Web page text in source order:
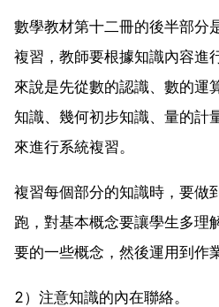
數學教材第十二冊的後半部分
複習，教師要根據知識內容進
來說是先從數的認識、數的運
知識、幾何初步知識、量的計
來進行系統複習。
複習每個部分的知識時，要做
跑，對基本概念要讓學生多理
要的一些概念，然後運用到作
2）注意知識的內在聯絡。